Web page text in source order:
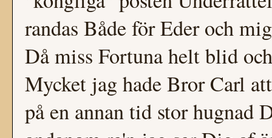
randas Både för Eder och
Då miss Fortuna helt blid
Mycket jag hade Bror Carl
på en annan tid stor hugnad